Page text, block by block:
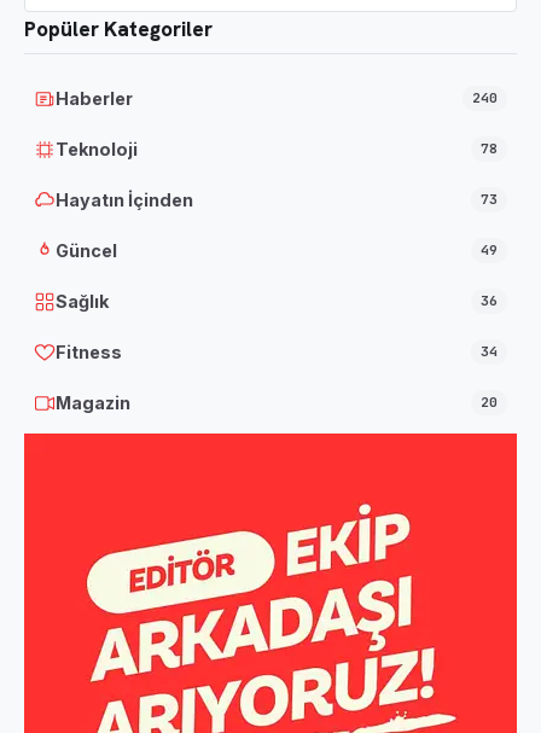
Popüler Kategoriler
Haberler 240
Teknoloji 78
Hayatın İçinden 73
Güncel 49
Sağlık 36
Fitness 34
Magazin 20